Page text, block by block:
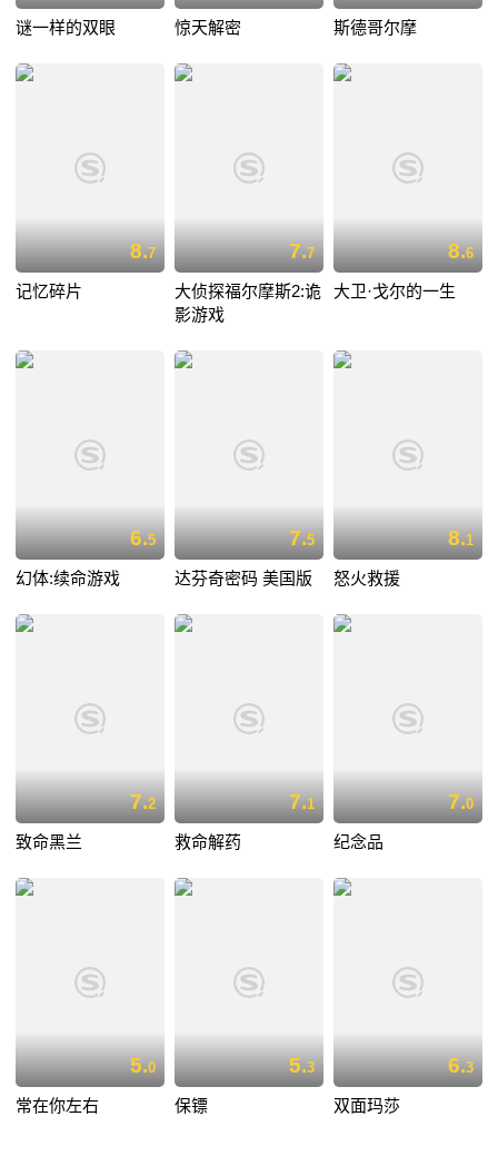
谜一样的双眼 惊天解密 斯德哥尔摩
8.7
记忆碎片
7.7
大侦探福尔摩斯2:诡
影游戏
8.6
大卫·戈尔的一生
6.5
幻体:续命游戏
7.5
达芬奇密码 美国版
8.1
怒火救援
7.2
致命黑兰
7.1
救命解药
7.0
纪念品
5.0
常在你左右
5.3
保镖
6.3
双面玛莎